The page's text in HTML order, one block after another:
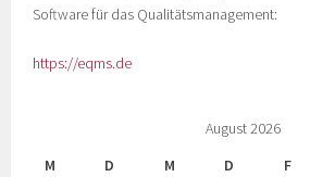
Software für das Qualitätsmanagement:
https://eqms.de
August 2026
M
D M D F